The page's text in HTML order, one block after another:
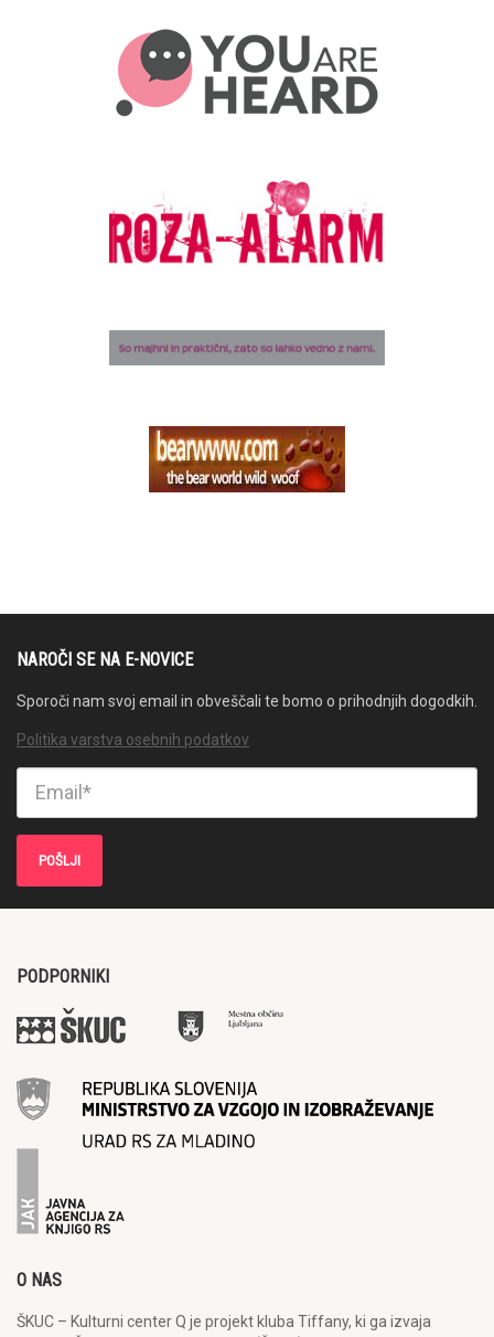
NAROČI SE NA E-NOVICE
Sporoči nam svoj email in obveščali te bomo o prihodnjih dogodkih.
Politika varstva osebnih podatkov
PODPORNIKI
O NAS
ŠKUC – Kulturni center Q je projekt kluba Tiffany, ki ga izvaja